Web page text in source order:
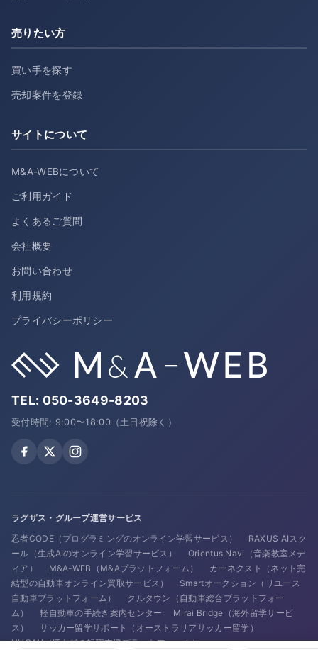
売りたい方
買い手を探す
売却案件を登録
サイトについて
M&A-WEBについて
ご利用ガイド
よくあるご質問
会社概要
お問い合わせ
利用規約
プライバシーポリシー
TEL: 050-3649-8203
受付時間: 9:00〜18:00（土日祝除く）
ラグザス・グループ運営サービス
忍者CODE（プログラミングのオンライン学習サービス）
RAXUS AIスク
ール（生成AIのオンライン学習サービス）
Orientus Navi（音楽教室メデ
ィア）
M&A-WEB（M&Aプラットフォーム）
カーネクスト（ネット完
結型の自動車オンライン買取サービス）
Smartオークション（リユース
自動車プラットフォーム）
クルタウン（自動車総合プラットフォー
ム）
軽自動車の手続き案内センター
Mirai Bridge（海外留学サービ
ス）
サッカー留学サポート（オーストラリアサッカー留学）
HUGAN（IT人材の転職支援プラットフォーム）